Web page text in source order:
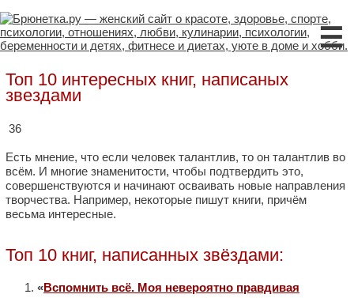
☰
Топ 10 интересных книг, написаных
звездами
36
Есть мнение, что если человек талантлив, то он талантлив во
всём. И многие знаменитости, чтобы подтвердить это,
совершенствуются и начинают осваивать новые направления
творчества. Например, некоторые пишут книги, причём
весьма интересные.
Топ 10 книг, написанных звёздами:
«Вспомнить всё. Моя невероятно правдивая